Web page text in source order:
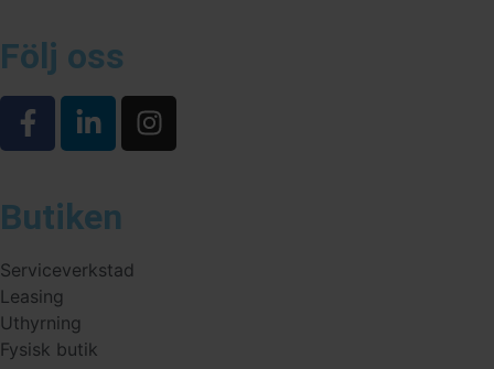
Följ oss
Butiken
Serviceverkstad
Leasing
Uthyrning
Fysisk butik